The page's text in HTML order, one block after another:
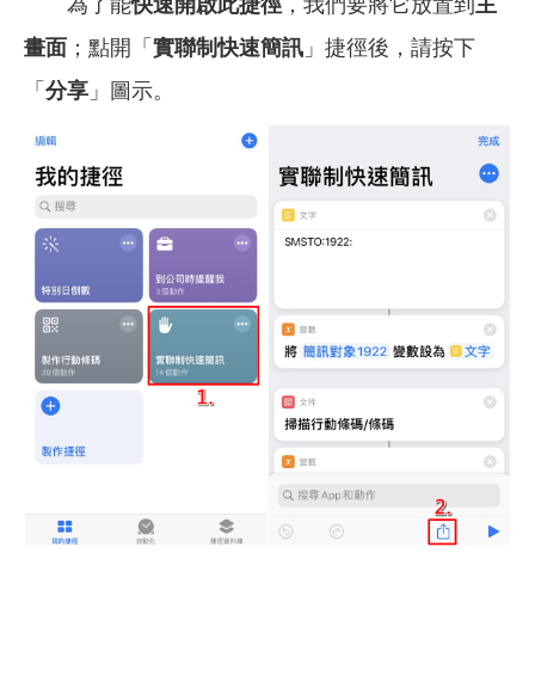
畫面 ；點開「 實聯制快速簡訊 」捷徑後，請按下
「 分享 」圖示。